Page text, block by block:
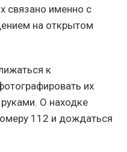
связано именно с
на открытом
к
их
О находке
112 и дождаться